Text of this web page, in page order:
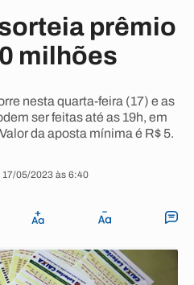
prêmio
milhões
nesta quarta-feira (17) e as
ser feitas até as 19h, em
da aposta mínima é R$ 5.
17/05/2023 às 6:40